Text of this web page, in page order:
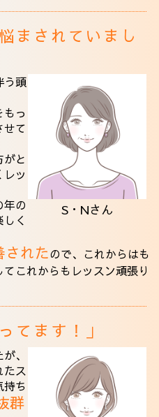
まされていまし
S・Nさん
う頭
っ
せて
と
ッ
年の
く
されたので、これからはも
これからもレッスン頑張り
てます！」
、
たス
持ち
群